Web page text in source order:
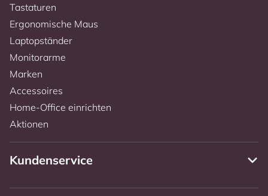
Tastaturen
Ergonomische Maus
Laptopständer
Monitorarme
Marken
Accessoires
Home-Office einrichten
Aktionen
Kundenservice